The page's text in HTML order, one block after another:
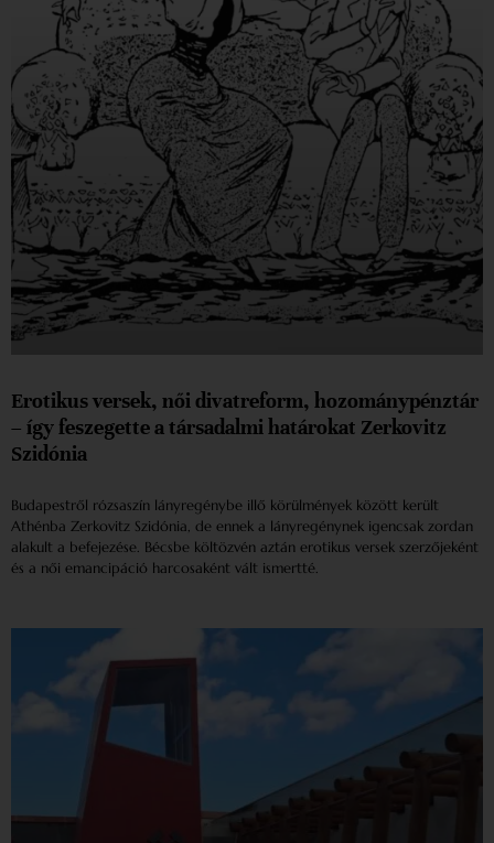
Erotikus versek, női divatreform, hozománypénztár
– így feszegette a társadalmi határokat Zerkovitz
Szidónia
Budapestről rózsaszín lányregénybe illő körülmények között került
Athénba Zerkovitz Szidónia, de ennek a lányregénynek igencsak zordan
alakult a befejezése. Bécsbe költözvén aztán erotikus versek szerzőjeként
és a női emancipáció harcosaként vált ismertté.